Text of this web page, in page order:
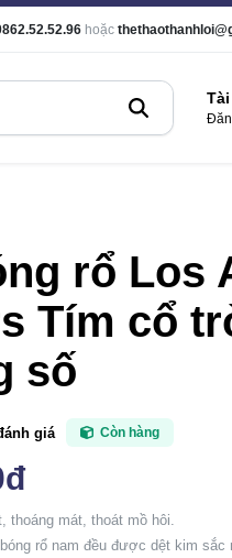
hoặc
rổ Los
Tím cổ
số
giá Còn hàng
thoáng mát, thoát mồ hôi.
rổ nam đều được dệt kim